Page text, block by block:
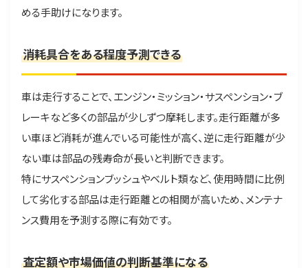
める手助けになります。
消耗具合をある程度予測できる
車は走行することで、エンジン・ミッション・サスペンション・ブ
レーキなど多くの部品が少しずつ摩耗します。走行距離が多
い車ほど消耗が進んでいる可能性が高く、逆に走行距離が少
ない車は部品の残寿命が長いと判断できます。
特にサスペンションブッシュやベルト類など、使用時間に比例
して劣化する部品は走行距離との相関が高いため、メンテナ
ンス費用を予測する際に有効です。
査定額や市場価値の判断基準になる